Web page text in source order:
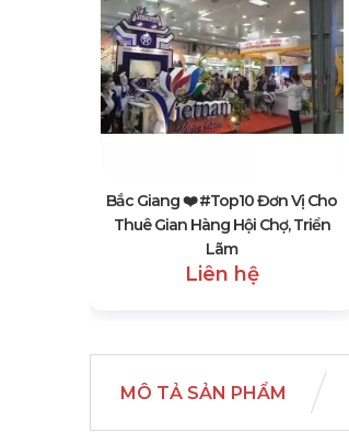
Bắc Giang ❤️️ #top10 Đơn Vị Cho
Thuê Gian Hàng Hội Chợ, Triển
Lãm
Liên hệ
MÔ TẢ SẢN PHẨM